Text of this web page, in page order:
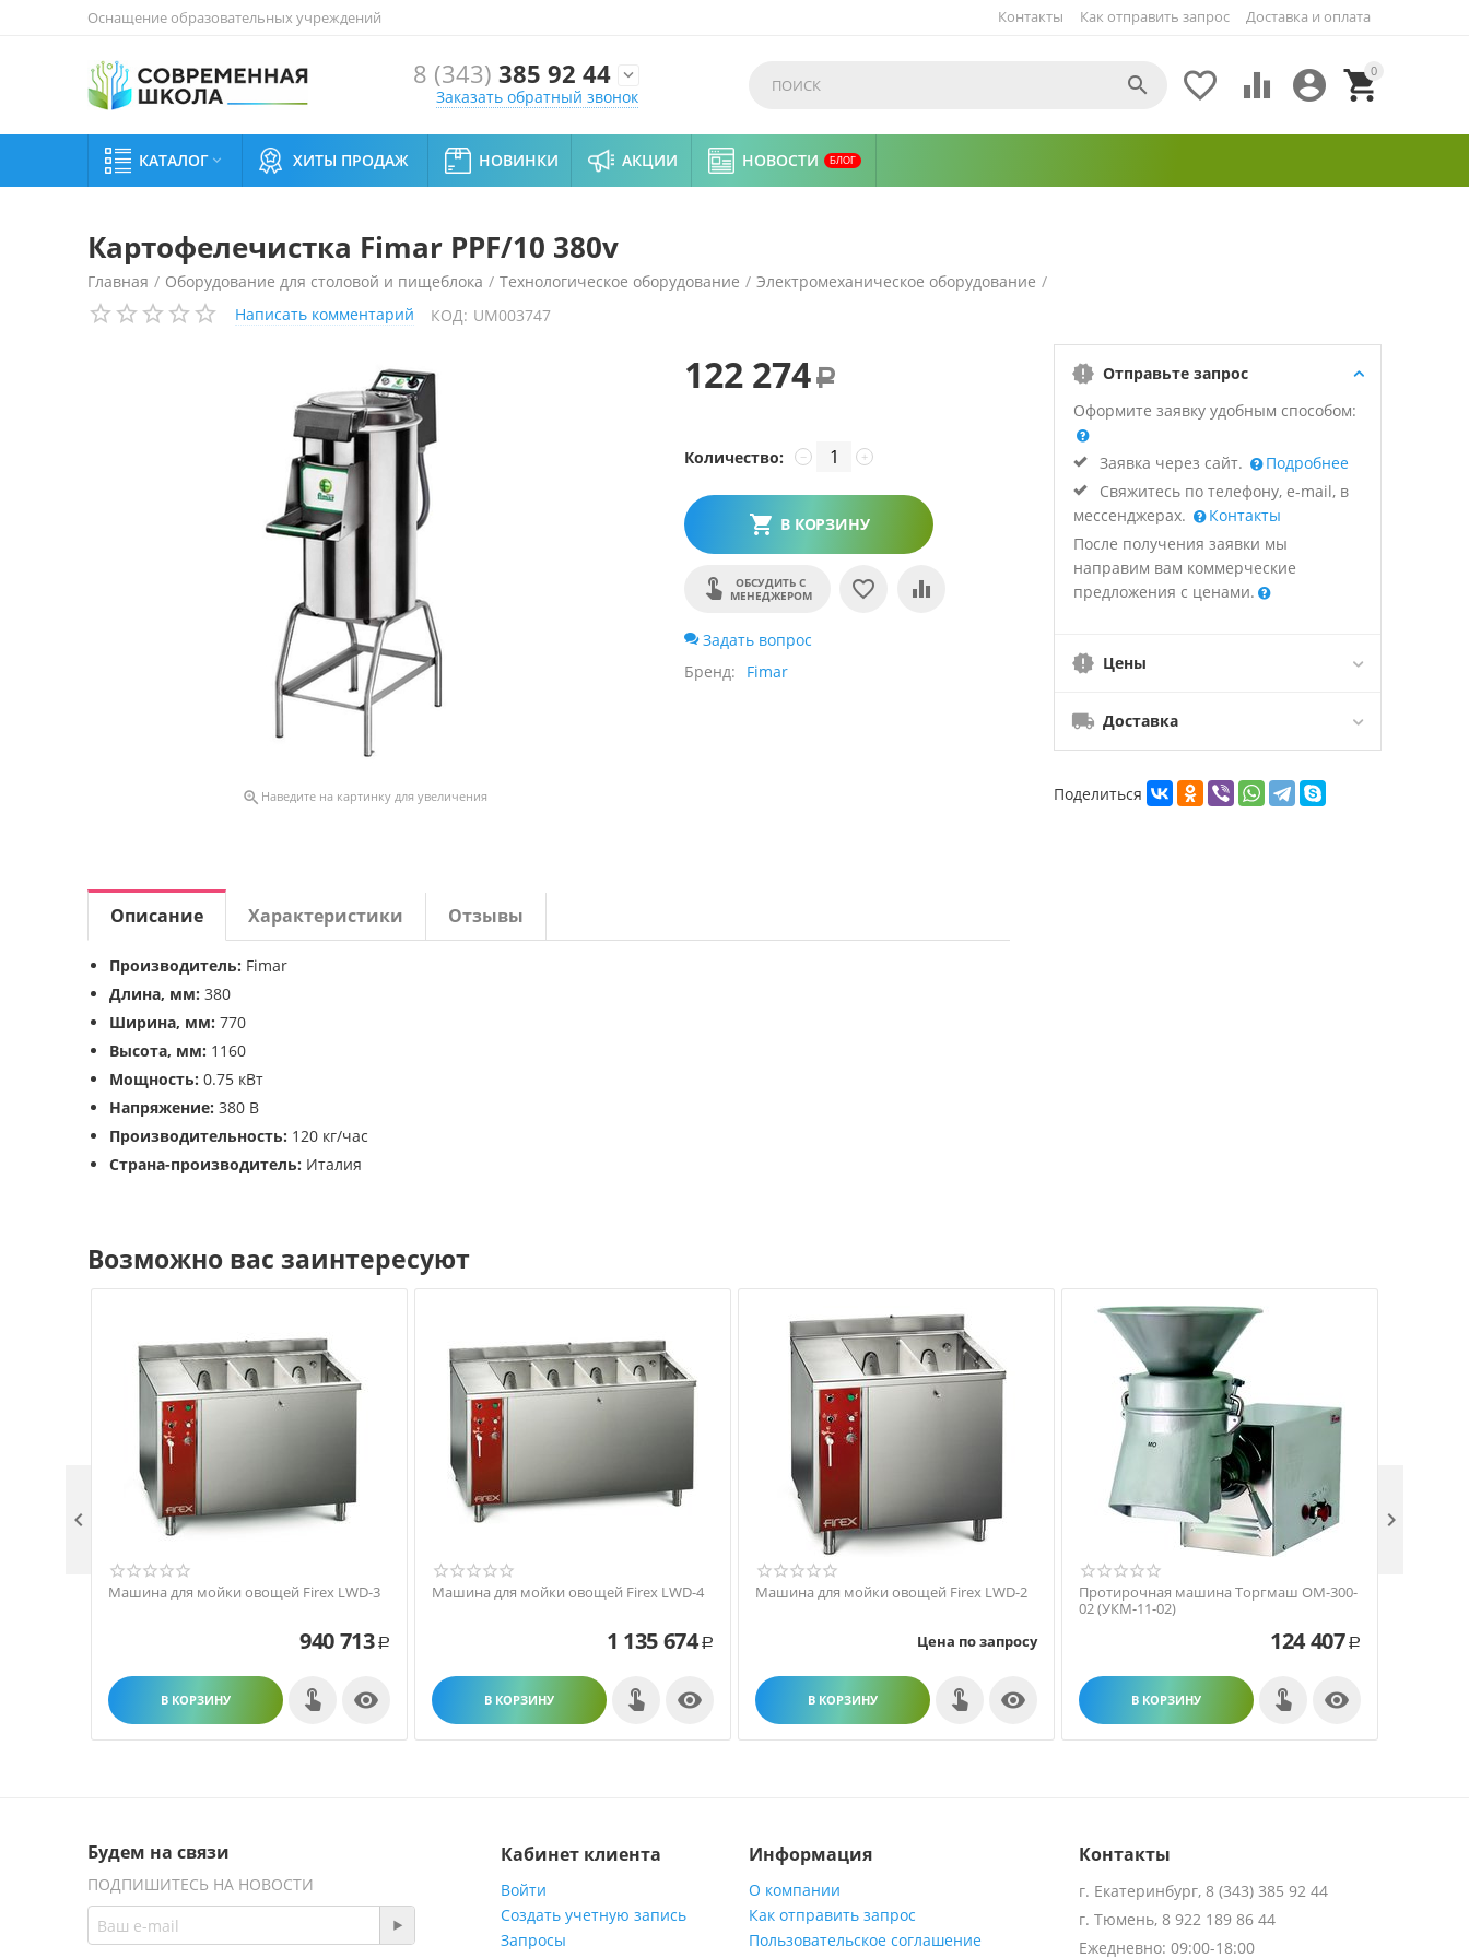
Оснащение образовательных учреждений Как отправить запрос Доставка и оплата
Контакты
8 (343) 385 92 44 
Заказать обратный звонок
0


 

КАТАЛОГ  ХИТЫ ПРОДАЖ НОВИНКИ АКЦИИ НОВОСТИ БЛОГ
Картофелечистка Fimar PPF/10 380v
Главная / Оборудование для столовой и пищеблока / Технологическое оборудование / Электромеханическое оборудование /
Машины для очистки и протирки овощей / Картофелечистка Fimar PPF/10 380v
Написать комментарий КОД: UM003747
 Наведите на картинку для увеличения
122 274 Р
Количество: +
−
В КОРЗИНУ
ОБСУДИТЬ С
МЕНЕДЖЕРОМ
Задать вопрос
Бренд
Fimar
Отправьте запрос
Оформите заявку удобным способом:
Заявка через сайт.
Подробнее
Свяжитесь по телефону, e-mail, в
мессенджерах.
Контакты
После получения заявки мы
направим вам коммерческие
предложения с ценами.
Цены
Доставка
Поделиться
Описание Характеристики Отзывы
Производитель: Fimar
Длина, мм: 380
Ширина, мм: 770
Высота, мм: 1160
Мощность: 0.75 кВт
Напряжение: 380 В
Производительность: 120 кг/час
Страна-производитель: Италия
Возможно вас заинтересуют
Машина для мойки овощей Firex LWD-3
940 713 Р
В КОРЗИНУ 
Машина для мойки овощей Firex LWD-4
1 135 674 Р
В КОРЗИНУ 
Машина для мойки овощей Firex LWD-2
Цена по запросу
В КОРЗИНУ 
Протирочная машина Торгмаш ОМ-300-
02 (УКМ-11-02)
124 407 Р
В КОРЗИНУ 
 
Будем на связи
ПОДПИШИТЕСЬ НА НОВОСТИ
Кабинет клиента
Войти
Создать учетную запись
Запросы
Информация
О компании
Как отправить запрос
Пользовательское соглашение
Контакты
г. Екатеринбург, 8 (343) 385 92 44
г. Тюмень, 8 922 189 86 44
Ежедневно: 09:00-18:00